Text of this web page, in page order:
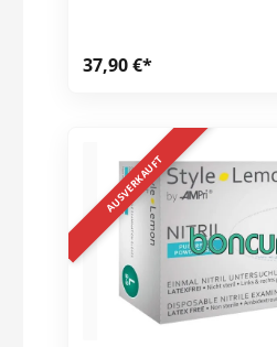
Klasse 1 nach Richtlinie 93/42/EWG
37,90 €*
AUSVERKAUFT